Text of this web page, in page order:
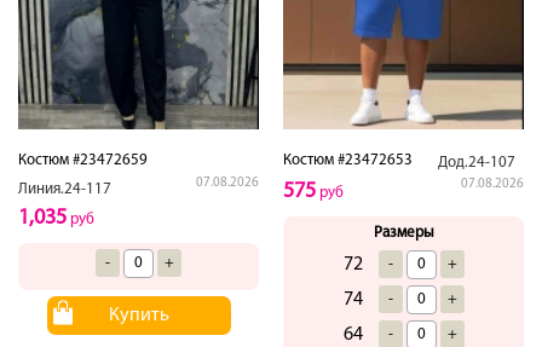
Костюм #23472659
Линия.24-117
07.08.2026
1,035 руб
- +
Купить
Костюм #23472653 Дод.24-107
07.08.2026
575 руб
Размеры
72 - +
74 - +
64 - +